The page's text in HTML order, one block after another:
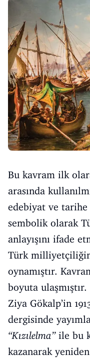
Bu kavram ilk
arasında
edebiyat ve
sembolik olarak
anlayışını ifade
Türk
oynamıştır.
boyuta ulaşmıştır.
Ziya Gökalp’in
dergisinde
“Kızılelma”ile bu
kazanarak